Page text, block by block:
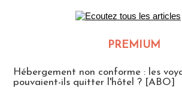
PREMIUM
Hébergement non conforme : les
pouvaient-ils quitter l'hôtel ? [ABO]